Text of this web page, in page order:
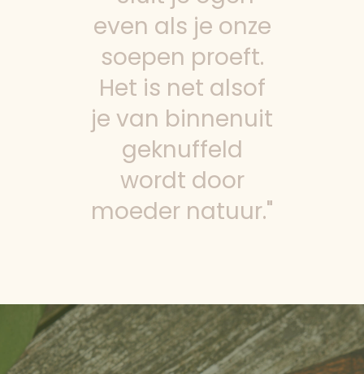
even als je onze
soepen proeft.
Het is net alsof
je van binnenuit
geknuffeld
wordt door
moeder natuur."